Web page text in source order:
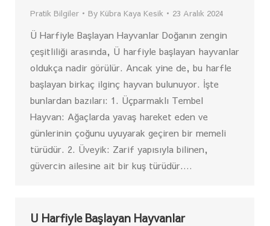
Pratik Bilgiler By Kübra Kaya Kesik 23 Aralık 2024
Ü Harfiyle Başlayan Hayvanlar Doğanın zengin
çeşitliliği arasında, Ü harfiyle başlayan hayvanlar
oldukça nadir görülür. Ancak yine de, bu harfle
başlayan birkaç ilginç hayvan bulunuyor. İşte
bunlardan bazıları: 1. Üçparmaklı Tembel
Hayvan: Ağaçlarda yavaş hareket eden ve
günlerinin çoğunu uyuyarak geçiren bir memeli
türüdür. 2. Üveyik: Zarif yapısıyla bilinen,
güvercin ailesine ait bir kuş türüdür.…
U Harfiyle Başlayan Hayvanlar